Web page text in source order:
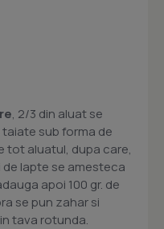
, 2/3 din aluat se
sub forma de
tot aluatul, dupa care,
de lapte se amesteca
apoi 100 gr. de
se pun zahar si
tava rotunda.